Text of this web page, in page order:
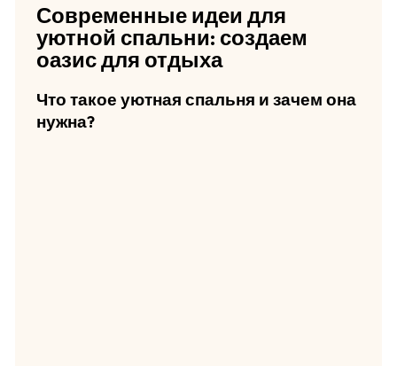
Современные идеи для
уютной спальни: создаем
оазис для отдыха
Что такое уютная спальня и зачем она
нужна?